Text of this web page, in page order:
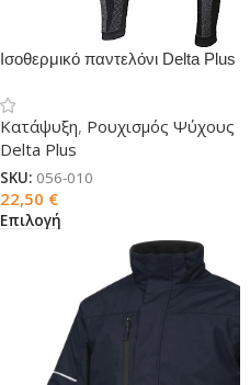
Ισοθερμικό παντελόνι Delta Plus
Κατάψυξη, Ρουχισμός Ψύχους
Delta Plus
SKU: 056-010
22,50 €
Επιλογή